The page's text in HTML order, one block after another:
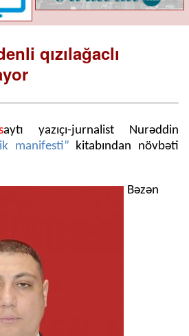
qızılağaclı
aytı yazıçı-jurnalist Nurəddin
manifesti” kitabından növbəti
Bəzən